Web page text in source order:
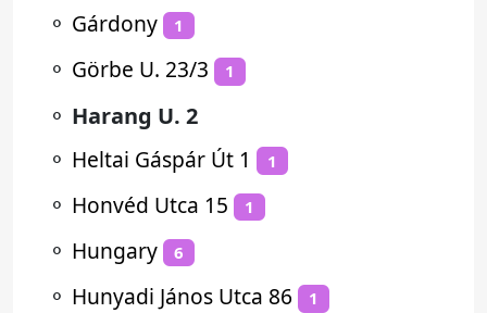
⚬ Gárdony 1
⚬ Görbe U. 23/3 1
⚬ Harang U. 2
⚬ Heltai Gáspár Út 1 1
⚬ Honvéd Utca 15 1
⚬ Hungary 6
⚬ Hunyadi János Utca 86 1